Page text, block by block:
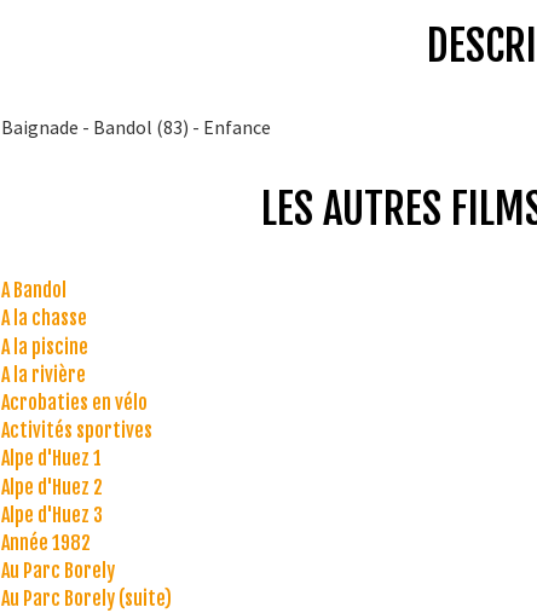
Baignade - Bandol (83) - Enfance
LES AUTRES
A Bandol
A la chasse
A la piscine
A la rivière
Acrobaties en vélo
Activités sportives
Alpe d'Huez 1
Alpe d'Huez 2
Alpe d'Huez 3
Année 1982
Au Parc Borely
Au Parc Borely (suite)